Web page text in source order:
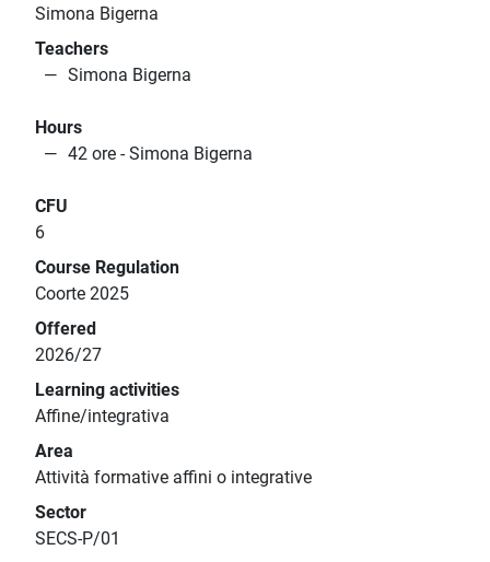
Simona Bigerna
Teachers
Simona Bigerna
Hours
42 ore - Simona Bigerna
CFU
6
Course Regulation
Coorte 2025
Offered
2026/27
Learning activities
Affine/integrativa
Area
Attività formative affini o integrative
Sector
SECS-P/01